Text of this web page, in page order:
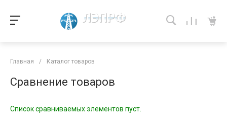
Главная / Каталог товаров
Сравнение товаров
Список сравниваемых элементов пуст.